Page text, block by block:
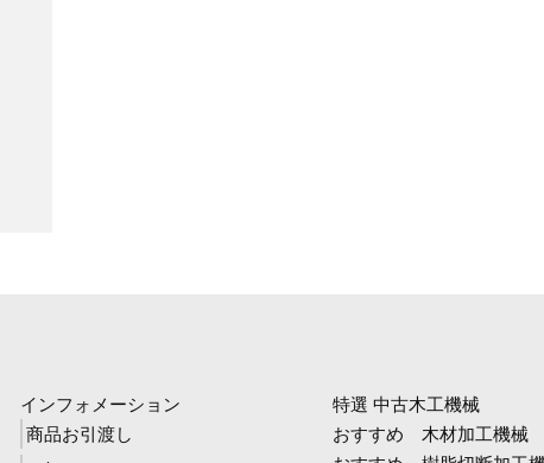
インフォメーション
商品お引渡し
特選 中古木工機械
おすすめ 木材加工機械